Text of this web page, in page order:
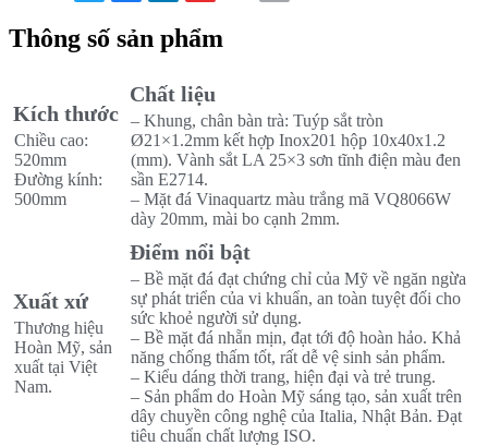
Thông số sản phẩm
Kích thước
Chiều cao:
520mm
Đường kính:
500mm
Chất liệu
– Khung, chân bàn trà: Tuýp sắt tròn
Ø21×1.2mm kết hợp Inox201 hộp 10x40x1.2
(mm). Vành sắt LA 25×3 sơn tĩnh điện màu đen
sần E2714.
– Mặt đá Vinaquartz màu trắng mã VQ8066W
dày 20mm, mài bo cạnh 2mm.
Xuất xứ
Thương hiệu
Hoàn Mỹ, sản
xuất tại Việt
Nam.
Điểm nổi bật
– Bề mặt đá đạt chứng chỉ của Mỹ về ngăn ngừa
sự phát triển của vi khuẩn, an toàn tuyệt đối cho
sức khoẻ người sử dụng.
– Bề mặt đá nhẵn mịn, đạt tới độ hoàn hảo. Khả
năng chống thấm tốt, rất dễ vệ sinh sản phẩm.
– Kiểu dáng thời trang, hiện đại và trẻ trung.
– Sản phẩm do Hoàn Mỹ sáng tạo, sản xuất trên
dây chuyền công nghệ của Italia, Nhật Bản. Đạt
tiêu chuẩn chất lượng ISO.